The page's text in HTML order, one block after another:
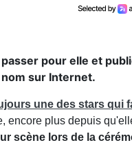
pour elle et
sur Internet.
une des stars qui
encore plus depuis
scène lors de la